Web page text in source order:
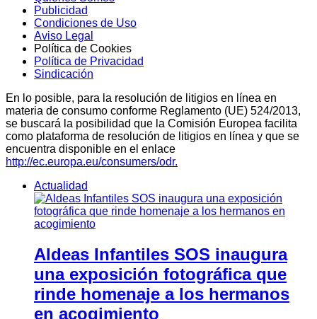
Publicidad
Condiciones de Uso
Aviso Legal
Política de Cookies
Política de Privacidad
Sindicación
En lo posible, para la resolución de litigios en línea en
materia de consumo conforme Reglamento (UE) 524/2013,
se buscará la posibilidad que la Comisión Europea facilita
como plataforma de resolución de litigios en línea y que se
encuentra disponible en el enlace
http://ec.europa.eu/consumers/odr.
Actualidad
Aldeas Infantiles SOS inaugura
una exposición fotográfica que
rinde homenaje a los hermanos
en acogimiento